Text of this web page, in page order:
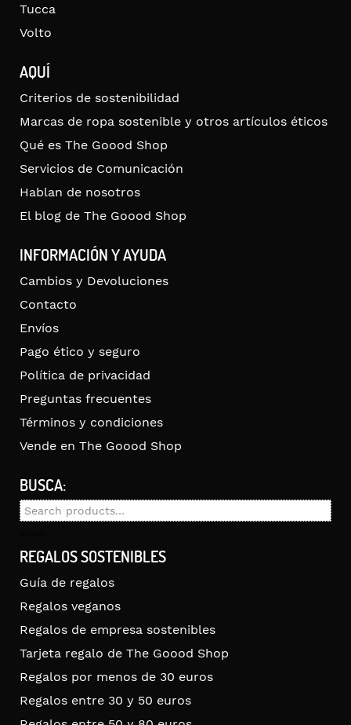
Tucca
Volto
AQUÍ
Criterios de sostenibilidad
Marcas de ropa sostenible y otros artículos éticos
Qué es The Goood Shop
Servicios de Comunicación
Hablan de nosotros
El blog de The Goood Shop
INFORMACIÓN Y AYUDA
Cambios y Devoluciones
Contacto
Envíos
Pago ético y seguro
Política de privacidad
Preguntas frecuentes
Términos y condiciones
Vende en The Goood Shop
BUSCA:
Search
REGALOS SOSTENIBLES
Guía de regalos
Regalos veganos
Regalos de empresa sostenibles
Tarjeta regalo de The Goood Shop
Regalos por menos de 30 euros
Regalos entre 30 y 50 euros